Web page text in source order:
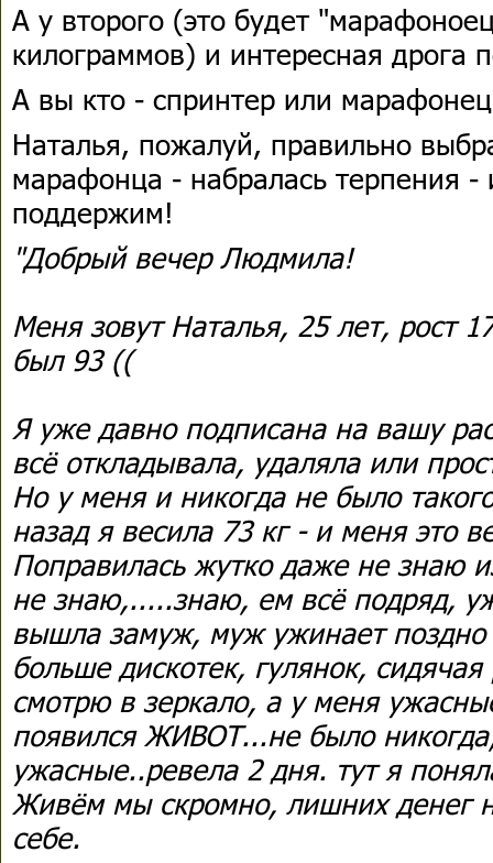
А у второго (это будет
килограммов) и интересная дрога
А вы кто - спринтер или
Наталья, пожалуй, правильно
марафонца - набралась терпения -
поддержим!
"Добрый вечер Людмила!
Меня зовут Наталья, 25 лет, рост
был 93 ((
Я уже давно подписана на вашу
всё откладывала, удаляла или
Но у меня и никогда не было
назад я весила 73 кг - и меня это
Поправилась жутко даже не знаю
не знаю,.....знаю, ем всё подряд,
вышла замуж, муж ужинает поздно
больше дискотек, гулянок,
смотрю в зеркало, а у меня
появился ЖИВОТ...не было
ужасные..ревела 2 дня. тут я
Живём мы скромно, лишних денег
себе.